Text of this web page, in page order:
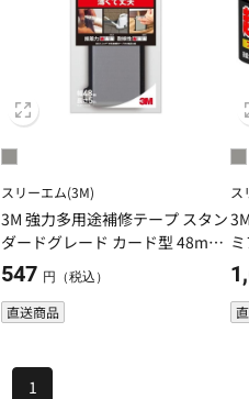
スリーエム(3M)
3M 強力多用途補修テープ スタン
ダードグレード カード型 48mm
×5mDUCT-FDC5
547 円（税込）
直送商品
ス
ミ
1